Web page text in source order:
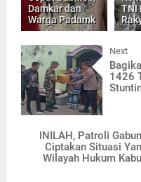
Damkar dan
Warga Padamk
TNI
Next
1426
INILAH, Patroli
Ciptakan Situasi
Wilayah Hukum